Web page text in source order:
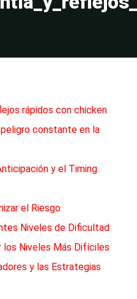
rápidos con chicken
constante en la
y el Timing
el Riesgo
Niveles de Dificultad
los Niveles Más Difíciles
y las Estrategias